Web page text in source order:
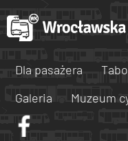
Dla pasażera
Galeria
Muzeum